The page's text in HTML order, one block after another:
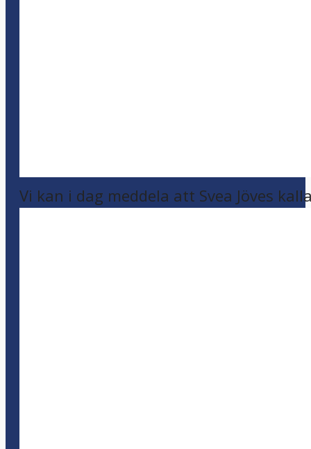
Vi kan i dag meddela att Svea Jöves